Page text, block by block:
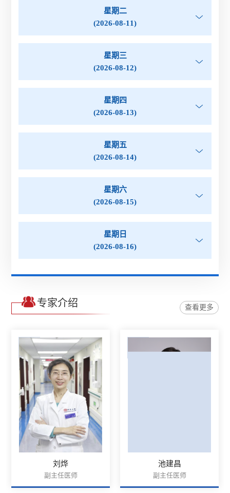
星期二
(2026-08-11)
星期三
(2026-08-12)
星期四
(2026-08-13)
星期五
(2026-08-14)
星期六
(2026-08-15)
星期日
(2026-08-16)
专家介绍 查看更多
刘烨
副主任医师
池建昌
副主任医师